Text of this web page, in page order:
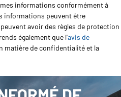
informations conformément à
informations peuvent être
avoir des règles de protection
également que l'avis de
matière de confidentialité et la